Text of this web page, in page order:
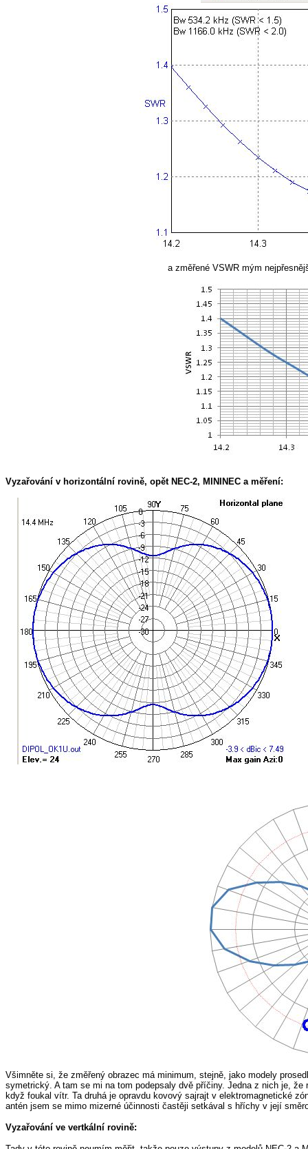
a změřené VSWR mým
Vyzařování v horizontální rovině, opět NEC-2, MININEC a měření:
Všimněte si, že změřený obrazec má minimum, stejně, jako modely
symetrický. A tam se mi na tom podepsaly dvě příčiny. Jedna z nich je,
když foukal vítr. Ta druhá je opravdu kovový sajrajt v elektromagnetické
antén jsem se mimo mizerné účinnosti častěji setkával s hříchy v její
Vyzařování ve vertkální rovině: